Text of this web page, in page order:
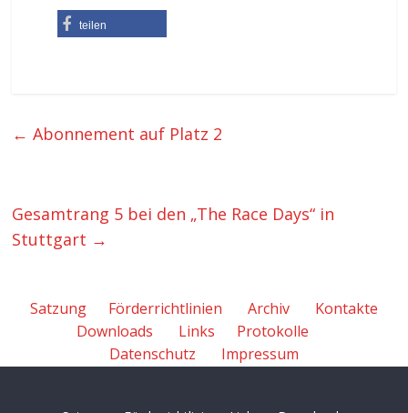
teilen
← Abonnement auf Platz 2
Gesamtrang 5 bei den „The Race Days“ in
Stuttgart →
Satzung Förderrichtlinien Archiv
Kontakte
Downloads
Links
Protokolle
Datenschutz
Impressum